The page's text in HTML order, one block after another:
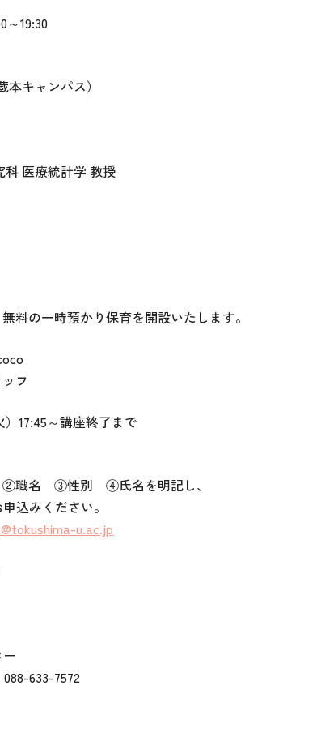
19:30
キャンパス）
医療統計学 教授
料の一時預かり保育を開設いたします。
フ
）17:45～講座終了まで
職名 ③性別 ④氏名を明記し、
込みください。
u.ac.jp
633-7572